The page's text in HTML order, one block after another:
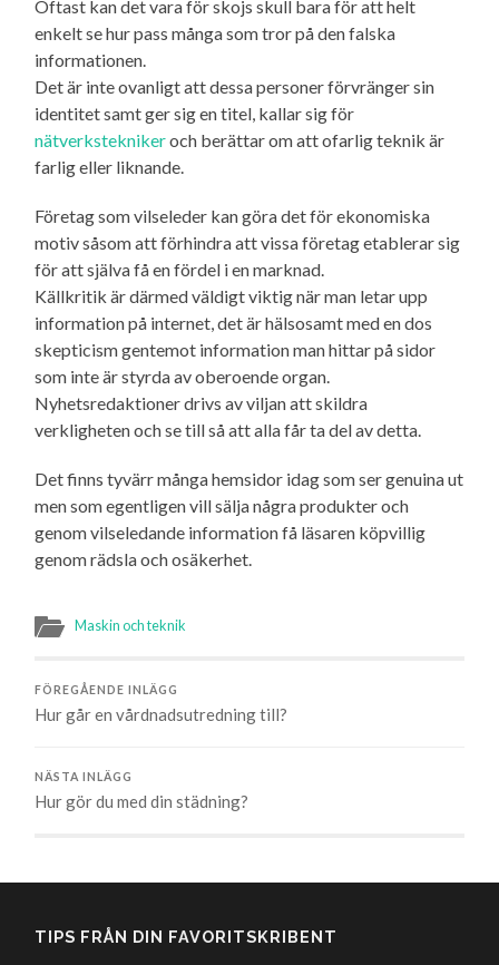
Oftast kan det vara för skojs skull bara för att helt
enkelt se hur pass många som tror på den falska
informationen.
Det är inte ovanligt att dessa personer förvränger sin
identitet samt ger sig en titel, kallar sig för
nätverksteknikeroch berättar om att ofarlig teknik är
farlig eller liknande.
Företag som vilseleder kan göra det för ekonomiska
motiv såsom att förhindra att vissa företag etablerar sig
för att själva få en fördel i en marknad.
Källkritik är därmed väldigt viktig när man letar upp
information på internet, det är hälsosamt med en dos
skepticism gentemot information man hittar på sidor
som inte är styrda av oberoende organ.
Nyhetsredaktioner drivs av viljan att skildra
verkligheten och se till så att alla får ta del av detta.
Det finns tyvärr många hemsidor idag som ser genuina ut
men som egentligen vill sälja några produkter och
genom vilseledande information få läsaren köpvillig
genom rädsla och osäkerhet.
Maskin och teknik
FÖREGÅENDE INLÄGG
Hur går en vårdnadsutredning till?
NÄSTA INLÄGG
Hur gör du med din städning?
TIPS FRÅN DIN FAVORITSKRIBENT